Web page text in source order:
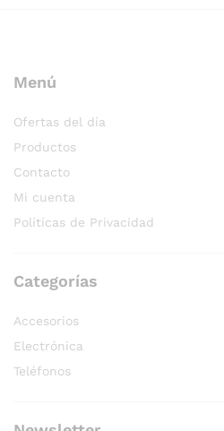
Menú
Ofertas del día
Productos
Contacto
Mi cuenta
Políticas de Privacidad
Categorías
Accesorios
Electrónica
Teléfonos